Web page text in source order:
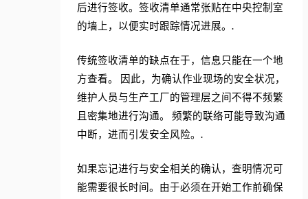
后进行签收。签收清单通常张贴在中央控制室
的墙上，以便实时跟踪情况进展。.
传统签收清单的缺点在于，信息只能在一个地
方查看。 因此，为确认作业现场的安全状况，
维护人员与生产工厂的管理层之间不得不频繁
且密集地进行沟通。 频繁的联络可能导致沟通
中断，进而引发安全风险。.
如果忘记进行与安全相关的确认，查明情况可
能需要很长时间。由于必须在开始工作前确保